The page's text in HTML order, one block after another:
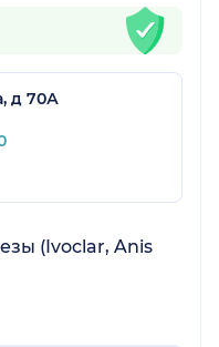
д 70А
(Ivoclar, Anis